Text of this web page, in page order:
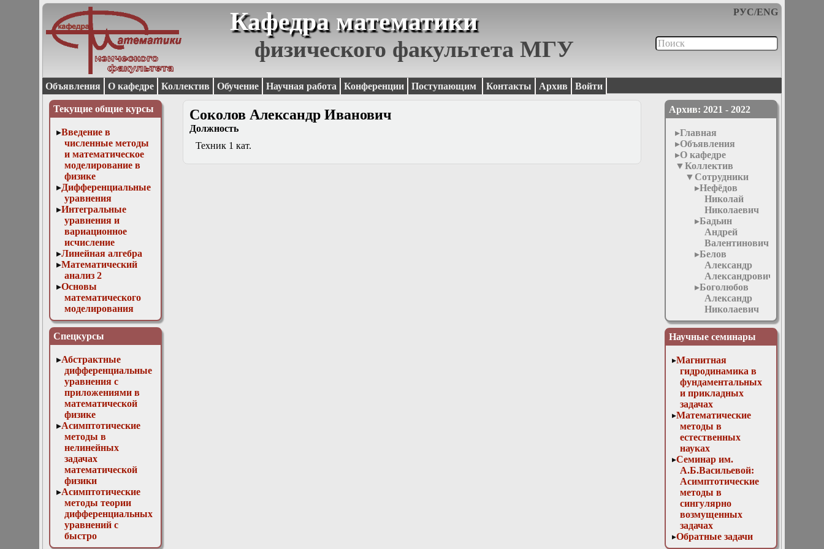
РУС/ENG
Кафедра математики
физического факультета МГУ
Объявления О кафедре Коллектив Обучение Научная работа Конференции Поступающим Контакты Архив Войти
Текущие общие курсы
Введение в
численные методы
и математическое
моделирование в
физике
Дифференциальные
уравнения
Интегральные
уравнения и
вариационное
исчисление
Линейная алгебра
Математический
анализ 2
Основы
математического
моделирования
Численные методы
в физике
Спецкурсы
Абстрактные
дифференциальные
уравнения с
приложениями в
математической
физике
Асимптотические
методы в
нелинейных
задачах
математической
физики
Асимптотические
методы теории
дифференциальных
уравнений с
быстро
осциллирующими
Архив: 2021 - 2022
Главная
Объявления
О кафедре
Коллектив
Сотрудники
Нефёдов
Николай
Николаевич
Бадьин
Андрей
Валентинович
Белов
Александр
Александрович
Боголюбов
Александр
Николаевич
Боголюбов
Николай
Александрович
Леонид
Васильевич
Букжалёв
Евгений
Евгеньевич
Бутузова
Мария
Валентиновна
Быков
Алексей
Александрович
Волков
Владимир
Тарасович
Волкова
Марина
Николаевна
Научные семинары
Магнитная
гидродинамика в
фундаментальных
и прикладных
задачах
Математические
методы в
естественных
науках
Семинар им.
А.Б.Васильевой:
Асимптотические
методы в
сингулярно
возмущенных
задачах
Обратные задачи
Соколов Александр Иванович
Должность
Техник 1 кат.